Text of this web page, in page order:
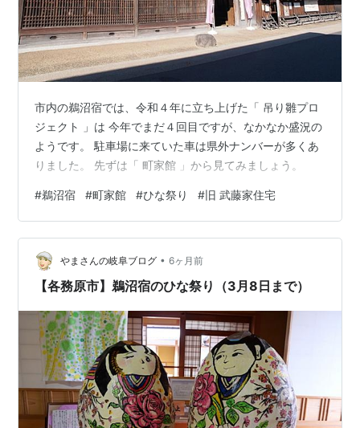
市内の鵜沼宿では、令和４年に立ち上げた「 吊り雛プロ
ジェクト 」は 今年でまだ４回目ですが、なかなか盛況の
ようです。 駐車場に来ていた車は県外ナンバーが多くあ
りました。 先ずは「 町家館 」から見てみましょう。
#鵜沼宿 #町家館 #ひな祭り #旧 武藤家住宅
やまさんの岐阜ブログ • 6ヶ月前
【各務原市】鵜沼宿のひな祭り（3月8日まで）